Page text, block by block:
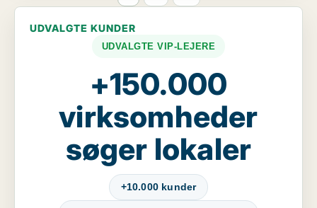
UDVALGTE KUNDER
UDVALGTE VIP-LEJERE
+150.000
virksomheder
søger lokaler
+10.000 kunder